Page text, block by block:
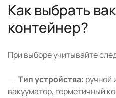
Как выбрать
контейнер?
При выборе учитывайте
Тип устройства: ручной
вакууматор, герметичный